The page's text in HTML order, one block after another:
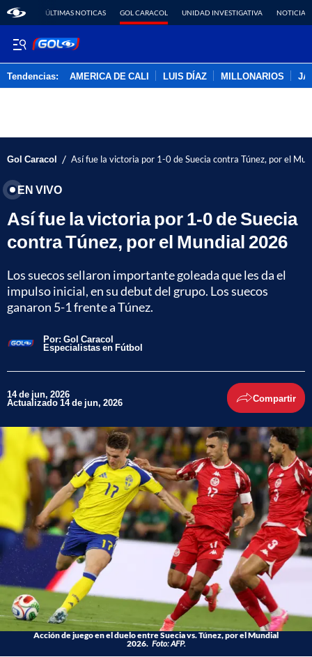
ÚLTIMAS NOTICAS GOL CARACOL UNIDAD INVESTIGATIVA NOTICIAS
Tendencias: AMERICA DE CALI LUIS DÍAZ MILLONARIOS
Gol Caracol / Así fue la victoria por 1-0 de Suecia contra Túnez, por el
EN VIVO
Así fue la victoria por 1-0 de Suecia
contra Túnez, por el Mundial 2026
Los suecos sellaron importante goleada que les da el
impulso inicial, en su debut del grupo. Los suecos
ganaron 5-1 frente a Túnez.
Por: Gol Caracol
Especialistas en Fútbol
14 de jun, 2026
Actualizado 14 de jun, 2026 Compartir
Acción de juego en el duelo entre Suecia vs. Túnez, por el Mundial
2026. Foto: AFP.